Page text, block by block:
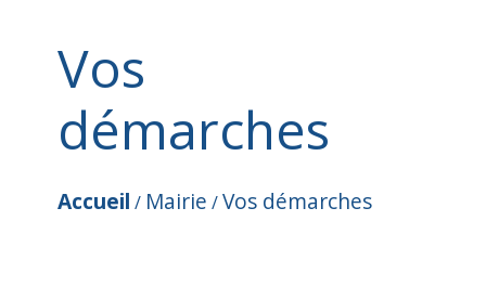
Vos
démarches
Accueil / Mairie /Vos démarches